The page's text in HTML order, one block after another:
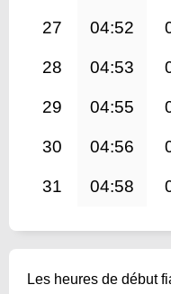
27 04:52
28 04:53
29 04:55
30 04:56
31 04:58
Les heures de début